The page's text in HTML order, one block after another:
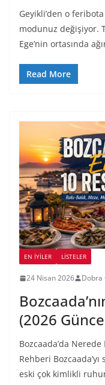
Geyikli’den o
modunuz değişiyor.
Ege’nin ortasında
Read More
EN İYILER LİSTELER
24 Nisan 2026 Dobra
(2026
Bozcaada’da
Rehberi
eski çok kimlikli